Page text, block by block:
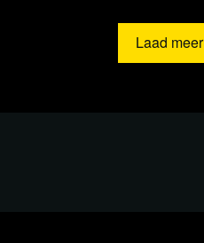
Laad meer